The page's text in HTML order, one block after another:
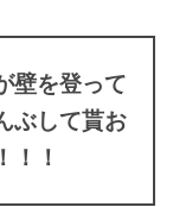
を登って
ぶして貰お
！！